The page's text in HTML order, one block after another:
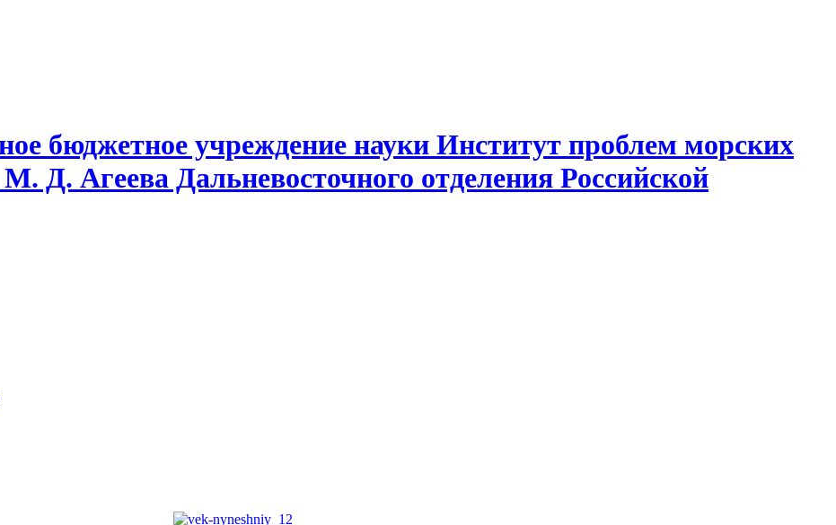
бюджетное учреждение науки Институт проблем морских
Д. Агеева Дальневосточного отделения Российской